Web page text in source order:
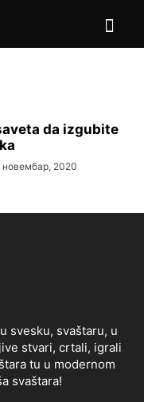
da izgubite
новембар, 2020
svesku, svaštaru, u
stvari, crtali, igrali
tu u modernom
svaštara!